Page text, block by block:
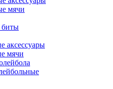
мячи
биты
аксессуары
мячи